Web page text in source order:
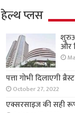
हेल्थ प्लस
और
पत्ता गोभी दिलाएगी
October 27, 2022
एक्सरसाइज की सही